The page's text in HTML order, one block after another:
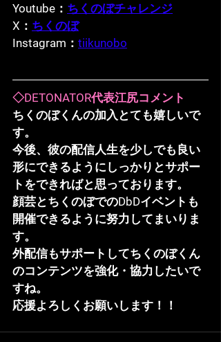
Youtube： ちくのぼチャレンジ
X： ちくのぼ
Instagram： tiikunobo
◇DETONATOR代表江尻コメント
ちくのぼくんの加入とても嬉しいで
す。
今後、彼の配信人生を少しでも良い
形にできるようにしっかりとサポー
トをできればと思っております。
顔芸とちくのぼでのDbDイベントも
開催できるように努力してまいりま
す。
外配信もサポートしてちくのぼくん
のコンテンツを強化・協力したいで
すね。
応援よろしくお願いします！！